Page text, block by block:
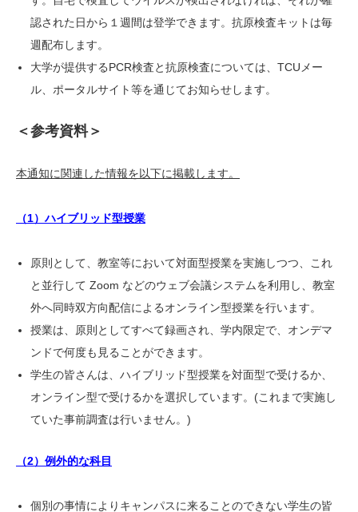
認された日から１週間は登学できます。抗原検査キットは毎
週配布します。
大学が提供するPCR検査と抗原検査については、TCUメー
ル、ポータルサイト等を通じてお知らせします。
＜参考資料＞
本通知に関連した情報を以下に掲載します。
（1）ハイブリッド型授業
原則として、教室等において対面型授業を実施しつつ、これ
と並行して Zoom などのウェブ会議システムを利用し、教室
外へ同時双方向配信によるオンライン型授業を行います。
授業は、原則としてすべて録画され、学内限定で、オンデマ
ンドで何度も見ることができます。
学生の皆さんは、ハイブリッド型授業を対面型で受けるか、
オンライン型で受けるかを選択しています。(これまで実施し
ていた事前調査は行いません。)
（2）例外的な科目
個別の事情によりキャンパスに来ることのできない学生の皆